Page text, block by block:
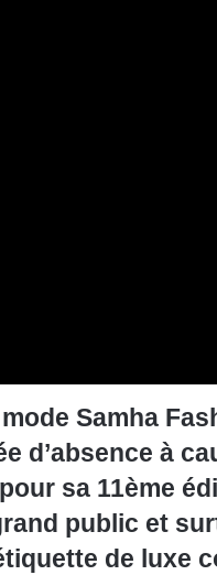
Samha
d’absence à
sa 11ème
public et
de luxe